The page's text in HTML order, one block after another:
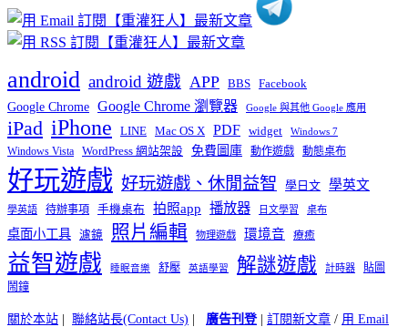
android android 遊戲 APP BBS Facebook
Google Chrome Google Chrome 瀏覽器 Google 與其他 Google 應用
iPad iPhone LINE Mac OS X PDF widget Windows 7
Windows Vista WordPress 網站架設 免費圖庫 動作遊戲 動態桌布
好玩遊戲 好玩遊戲、休閒益智 學日文 學英文
學英語 待辦事項 手機桌布 拍照app 播放器 日文學習 桌布
桌面小工具 濾鏡 照片編輯 物理遊戲 環境音 療癒
益智遊戲 睡眠音樂 舒壓 英語學習 解謎遊戲 計時器
貼圖
鬧鐘
關於本站 聯絡站長(Contact Us) 廣告刊登| 訂閱新文章 / 用 Email